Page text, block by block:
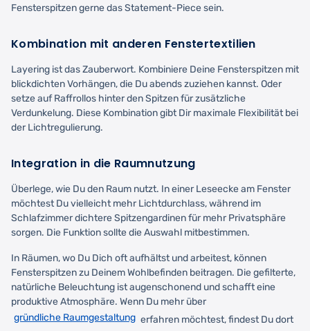
Fensterspitzen gerne das Statement-Piece sein.
Kombination mit anderen Fenstertextilien
Layering ist das Zauberwort. Kombiniere Deine Fensterspitzen mit
blickdichten Vorhängen, die Du abends zuziehen kannst. Oder
setze auf Raffrollos hinter den Spitzen für zusätzliche
Verdunkelung. Diese Kombination gibt Dir maximale Flexibilität bei
der Lichtregulierung.
Integration in die Raumnutzung
Überlege, wie Du den Raum nutzt. In einer Leseecke am Fenster
möchtest Du vielleicht mehr Lichtdurchlass, während im
Schlafzimmer dichtere Spitzengardinen für mehr Privatsphäre
sorgen. Die Funktion sollte die Auswahl mitbestimmen.
In Räumen, wo Du Dich oft aufhältst und arbeitest, können
Fensterspitzen zu Deinem Wohlbefinden beitragen. Die gefilterte,
natürliche Beleuchtung ist augenschonend und schafft eine
produktive Atmosphäre. Wenn Du mehr über
gründliche Raumgestaltung erfahren möchtest, findest Du dort